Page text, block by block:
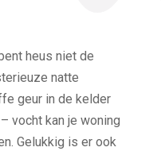
heus niet de
natte
geur in de kelder
vocht kan je woning
Gelukkig is er ook